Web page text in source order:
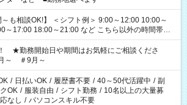
＜シフト例＞ 9:00～12:00 10:00～
18:00～21:00 など こちら以外の時間帯も
談ください！
★勤務開始日や期間はお気軽にご相談くださ
～ ＃9月～
/ 日払いOK / 履歴書不要 / 40～50代活躍中 / 副
OK / 服装自由 / シフト勤務 / 10名以上の大量募
なし / パソコンスキル不要